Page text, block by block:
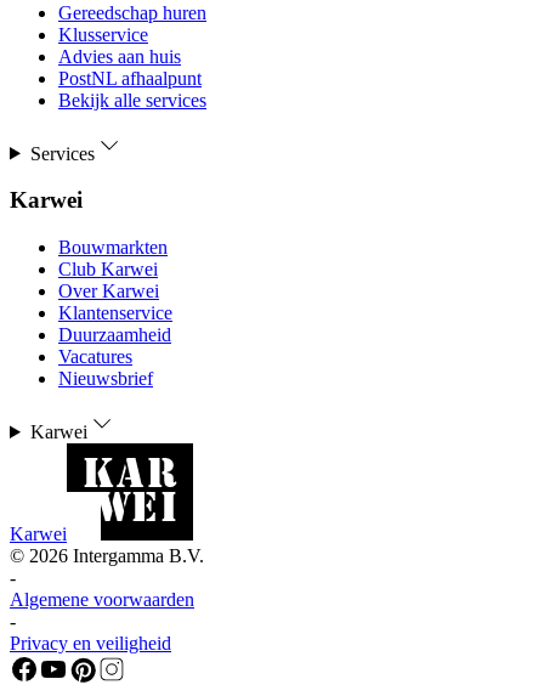
Gereedschap huren
Klusservice
Advies aan huis
PostNL afhaalpunt
Bekijk alle services
Services
Karwei
Bouwmarkten
Club Karwei
Over Karwei
Klantenservice
Duurzaamheid
Vacatures
Nieuwsbrief
Karwei
Karwei
© 2026 Intergamma B.V.
-
Algemene voorwaarden
-
Privacy en veiligheid